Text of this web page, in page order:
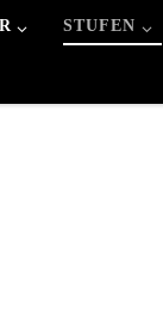
STUFEN